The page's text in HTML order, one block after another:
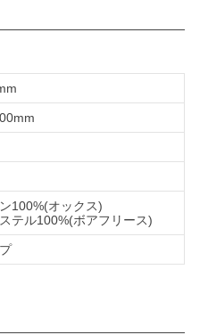
100%(オックス)
テル100%(ボアフリース)